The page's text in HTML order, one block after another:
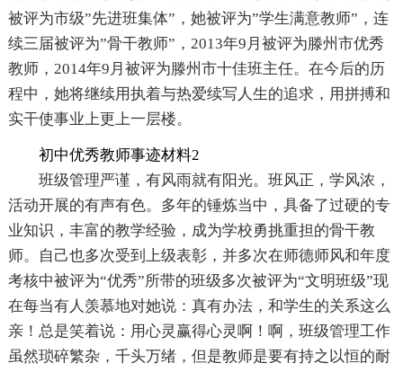
被评为市级”先进班集体”，她被评为”学生满意教师”，连
续三届被评为”骨干教师”，2013年9月被评为滕州市优秀
教师，2014年9月被评为滕州市十佳班主任。在今后的历
程中，她将继续用执着与热爱续写人生的追求，用拼搏和
实干使事业上更上一层楼。
初中优秀教师事迹材料2
班级管理严谨，有风雨就有阳光。班风正，学风浓，
活动开展的有声有色。多年的锤炼当中，具备了过硬的专
业知识，丰富的教学经验，成为学校勇挑重担的骨干教
师。自己也多次受到上级表彰，并多次在师德师风和年度
考核中被评为“优秀”所带的班级多次被评为“文明班级”现
在每当有人羡慕地对她说：真有办法，和学生的关系这么
亲！总是笑着说：用心灵赢得心灵啊！啊，班级管理工作
虽然琐碎繁杂，千头万绪，但是教师是要有持之以恒的耐